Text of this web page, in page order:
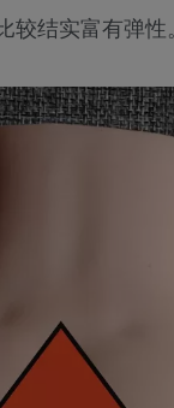
结实富有弹性。